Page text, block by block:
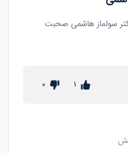
سولماز هاشمی صحبت
1
0